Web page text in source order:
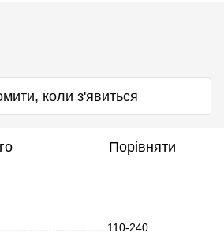
коли з'явиться
Порівняти
110-240